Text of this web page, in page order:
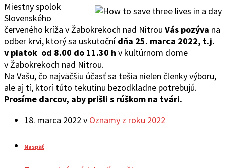
Miestny spolok
Slovenského
červeného kríža v Žabokrekoch nad Nitrou Vás pozýva na
odber krvi, ktorý sa uskutočnídňa 25. marca 2022, t.j.
v piatok od 8.00 do 11.30 h v kultúrnom dome
v Žabokrekoch nad Nitrou.
Na Vašu, čo najväčšiu účasť sa tešia nielen členky výboru,
ale aj tí, ktorí túto tekutinu bezodkladne potrebujú.
Prosíme darcov, aby prišli s rúškom na tvári.
18. marca 2022 v Oznamy z roku 2022
Naspäť